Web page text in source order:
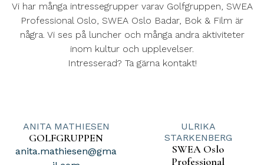
Vi har många intressegrupper varav Golfgruppen, SWEA
Professional Oslo, SWEA Oslo Badar, Bok & Film är
några. Vi ses på luncher och många andra aktiviteter
inom kultur och upplevelser.
Intresserad? Ta gärna kontakt!
ANITA MATHIESEN
GOLFGRUPPEN
anita.mathiesen@gma
ULRIKA
STARKENBERG
SWEA Oslo
Professional